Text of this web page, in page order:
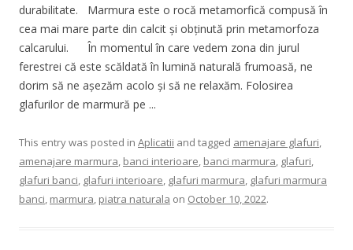
durabilitate. Marmura este o rocă metamorfică compusă în
cea mai mare parte din calcit și obținută prin metamorfoza
calcarului. În momentul în care vedem zona din jurul
ferestrei că este scăldată în lumină naturală frumoasă, ne
dorim să ne așezăm acolo și să ne relaxăm. Folosirea
glafurilor de marmură pe ...
This entry was posted in Aplicatii and tagged amenajare glafuri,
amenajare marmura, banci interioare, banci marmura, glafuri,
glafuri banci, glafuri interioare, glafuri marmura, glafuri marmura
banci, marmura, piatra naturala on October 10, 2022.